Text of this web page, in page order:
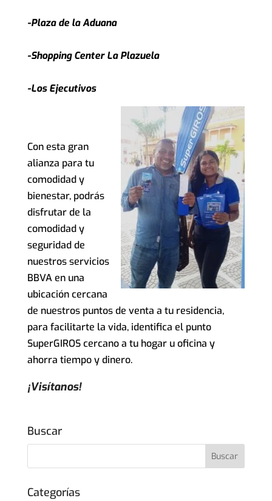
-Plaza de la Aduana
-Shopping Center La Plazuela
-Los Ejecutivos
Con esta gran
alianza para tu
comodidad y
bienestar, podrás
disfrutar de la
comodidad y
seguridad de
nuestros servicios
BBVA en una
ubicación cercana
de nuestros puntos de venta a tu residencia,
para facilitarte la vida, identifica el punto
SuperGIROS cercano a tu hogar u oficina y
ahorra tiempo y dinero.
¡Visítanos!
Buscar
Categorías